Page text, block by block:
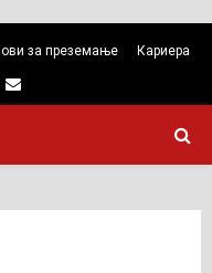
за преземање Кариера
Email